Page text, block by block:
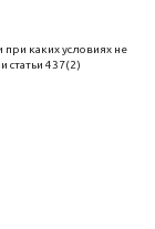
каких условиях не
статьи 437(2)